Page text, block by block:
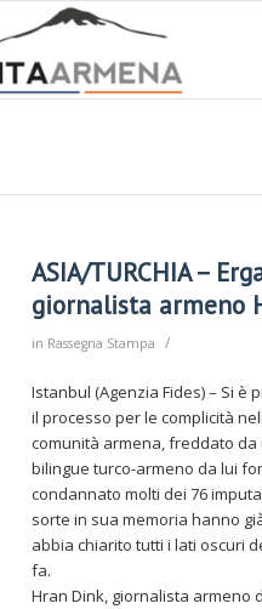
ASIA/TURCHIA –
giornalista armeno
in Rassegna Stampa /
Istanbul (Agenzia Fides) – Si è
il processo per le complicità
comunità armena, freddato da
bilingue turco-armeno da lui
condannato molti dei 76
sorte in sua memoria hanno
abbia chiarito tutti i lati oscuri
fa.
Hran Dink, giornalista armeno